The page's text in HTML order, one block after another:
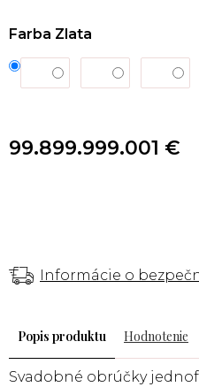
Farba Zlata
Informácie o
99.899.999.001 €
Popis Hodnotenie
Svadobné obrúčky